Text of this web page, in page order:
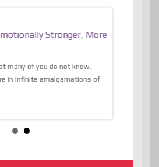
Stronger, More
many of you do not know,
in infinite amalgamations of